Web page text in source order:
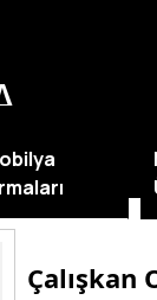
Çalışkan